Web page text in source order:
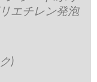
エチレン発泡
)